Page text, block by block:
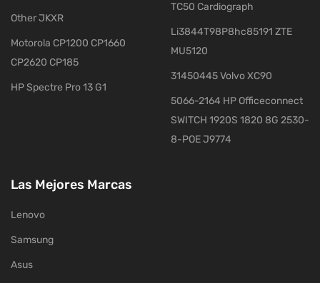
Other JKXR
Motorola CP1200 CP1660
CP2620 CP185
HP Spectre Pro 13 G1
TC50 Cardiograph
Li3844T98P8hc85191 ZTE
MU5120
31450445 Volvo XC90
5066-2164 HP Officeconnect
SWITCH 1920S 1820 8G 2530-
8-POE J9774
Las Mejores Marcas
Lenovo
Samsung
Asus